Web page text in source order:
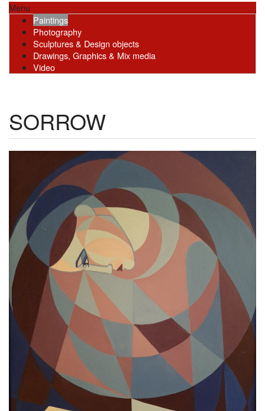
Menu
Paintings
Photography
Sculptures & Design objects
Drawings, Graphics & Mix media
Video
SORROW